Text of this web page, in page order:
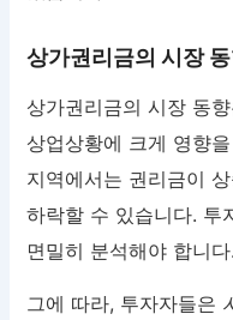
상가권리금의 시장
상가권리금의 시장 동
상업상황에 크게 영향
지역에서는 권리금이
하락할 수 있습니다. 투
면밀히 분석해야 합니다.
그에 따라, 투자자들은